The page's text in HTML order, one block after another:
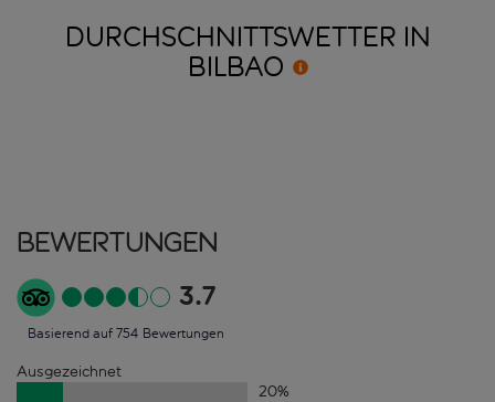
DURCHSCHNITTSWETTER IN
BILBAO
Bewertungen
3.7
Basierend auf 754 Bewertungen
Ausgezeichnet
20%